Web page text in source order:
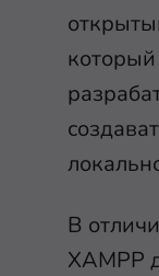
В
XAMPP